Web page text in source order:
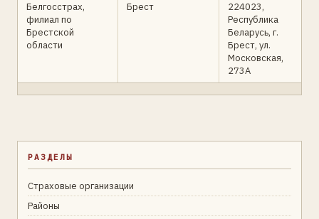
Белгосстрах,
филиал по
Брестской
области
Брест
224023,
Республика
Беларусь, г.
Брест, ул.
Московская,
273А
РАЗДЕЛЫ
Страховые организации
Районы